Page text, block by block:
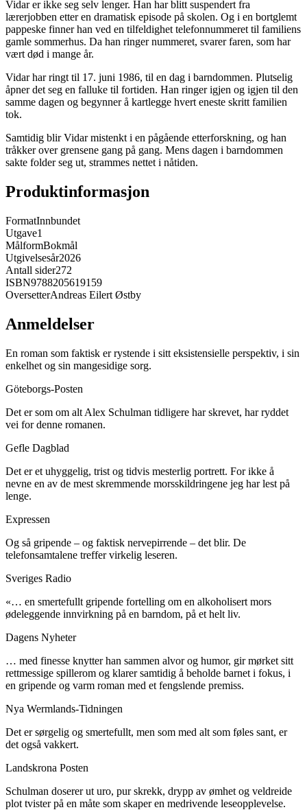
Vidar er ikke seg selv lenger. Han har blitt suspendert fra
lærerjobben etter en dramatisk episode på skolen. Og i en bortglemt
pappeske finner han ved en tilfeldighet telefonnummeret til familiens
gamle sommerhus. Da han ringer nummeret, svarer faren, som har
vært død i mange år.
Vidar har ringt til 17. juni 1986, til en dag i barndommen. Plutselig
åpner det seg en falluke til fortiden. Han ringer igjen og igjen til den
samme dagen og begynner å kartlegge hvert eneste skritt familien
tok.
Samtidig blir Vidar mistenkt i en pågående etterforskning, og han
tråkker over grensene gang på gang. Mens dagen i barndommen
sakte folder seg ut, strammes nettet i nåtiden.
Produktinformasjon
FormatInnbundet
Utgave1
MålformBokmål
Utgivelsesår2026
Antall sider272
ISBN9788205619159
OversetterAndreas Eilert Østby
Anmeldelser
En roman som faktisk er rystende i sitt eksistensielle perspektiv, i sin
enkelhet og sin mangesidige sorg.
Göteborgs-Posten
Det er som om alt Alex Schulman tidligere har skrevet, har ryddet
vei for denne romanen.
Gefle Dagblad
Det er et uhyggelig, trist og tidvis mesterlig portrett. For ikke å
nevne en av de mest skremmende morsskildringene jeg har lest på
lenge.
Expressen
Og så gripende – og faktisk nervepirrende – det blir. De
telefonsamtalene treffer virkelig leseren.
Sveriges Radio
«… en smertefullt gripende fortelling om en alkoholisert mors
ødeleggende innvirkning på en barndom, på et helt liv.
Dagens Nyheter
… med finesse knytter han sammen alvor og humor, gir mørket sitt
rettmessige spillerom og klarer samtidig å beholde barnet i fokus, i
en gripende og varm roman med et fengslende premiss.
Nya Wermlands-Tidningen
Det er sørgelig og smertefullt, men som med alt som føles sant, er
det også vakkert.
Landskrona Posten
Schulman doserer ut uro, pur skrekk, drypp av ømhet og veldreide
plot tvister på en måte som skaper en medrivende leseopplevelse.